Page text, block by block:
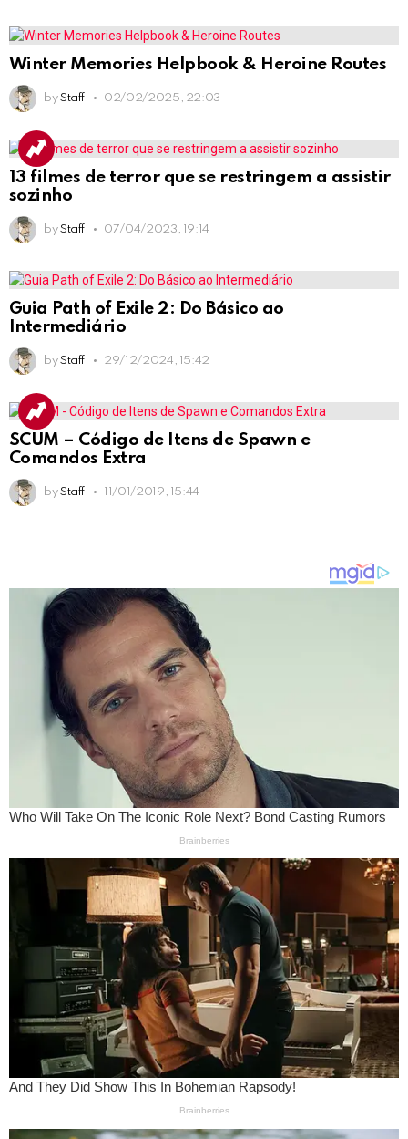
Winter Memories Helpbook & Heroine Routes
by Staff 02/02/2025, 22:03
13 filmes de terror que se restringem a assistir
sozinho
by Staff 07/04/2023, 19:14
Guia Path of Exile 2: Do Básico ao
Intermediário
by Staff 29/12/2024, 15:42
SCUM – Código de Itens de Spawn e
Comandos Extra
by Staff 11/01/2019, 15:44